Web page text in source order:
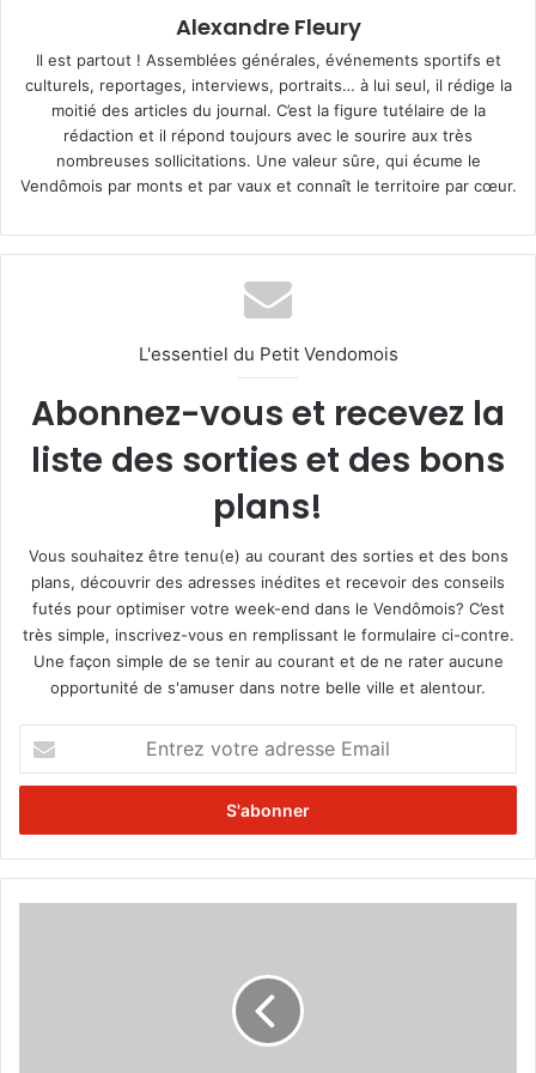
Alexandre Fleury
Il est partout ! Assemblées générales, événements sportifs et
culturels, reportages, interviews, portraits… à lui seul, il rédige la
moitié des articles du journal. C’est la figure tutélaire de la
rédaction et il répond toujours avec le sourire aux très
nombreuses sollicitations. Une valeur sûre, qui écume le
Vendômois par monts et par vaux et connaît le territoire par cœur.
L'essentiel du Petit Vendomois
Abonnez-vous et recevez la
liste des sorties et des bons
plans!
Vous souhaitez être tenu(e) au courant des sorties et des bons
plans, découvrir des adresses inédites et recevoir des conseils
futés pour optimiser votre week-end dans le Vendômois? C’est
très simple, inscrivez-vous en remplissant le formulaire ci-contre.
Une façon simple de se tenir au courant et de ne rater aucune
opportunité de s'amuser dans notre belle ville et alentour.
t
e
z